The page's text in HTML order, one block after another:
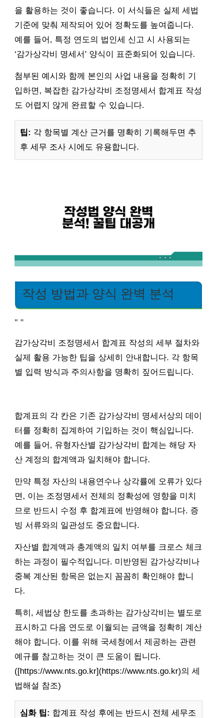
을 활용하는 것이 좋습니다. 이 서식들은 실제 세법
기준에 맞춰 제작되어 있어 정확도를 높여줍니다.
예를 들어, 특정 연도의 법인세 신고 시 사용되는
‘감가상각비 명세서’ 양식이 표준화되어 있습니다.
첨부된 예시와 함께 본인의 사업 내용을 정확히 기
입하면, 복잡한 감가상각비 조정명세서 합계표 작성
도 어렵지 않게 완료할 수 있습니다.
팁: 각 항목별 계산 근거를 명확히 기록해두면 추
후 세무 조사 시에도 유용합니다.
작성 방법과 양식 완벽 분석
" "
감가상각비 조정명세서 합계표 작성의 세부 절차와
실제 활용 가능한 팁을 상세히 안내합니다. 각 항목
별 입력 방식과 주의사항을 명확히 짚어드립니다.
합계표의 각 칸은 기존 감가상각비 명세서상의 데이
터를 정확히 집계하여 기입하는 것이 핵심입니다.
예를 들어, 유형자산별 감가상각비 합계는 해당 자
산 계정의 합계액과 일치해야 합니다.
만약 특정 자산의 내용연수나 상각률에 오류가 있다
면, 이는 조정명세서 전체의 정확성에 영향을 미치
므로 반드시 수정 후 합계표에 반영해야 합니다. 증
빙 서류와의 일관성도 중요합니다.
자산별 합계액과 총계액의 일치 여부를 크로스 체크
하는 과정이 필수적입니다. 미반영된 감가상각비나
중복 계산된 항목은 없는지 꼼꼼히 확인해야 합니
다.
특히, 세법상 한도를 초과하는 감가상각비는 별도로
표시하고 다음 연도로 이월되는 금액을 정확히 계산
해야 합니다. 이를 위해 국세청에서 제공하는 관련
예규를 참고하는 것이 큰 도움이 됩니다.
([https://www.nts.go.kr](https://www.nts.go.kr)의 세
법해설 참조)
심화 팁: 합계표 작성 후에는 반드시 전체 세무조